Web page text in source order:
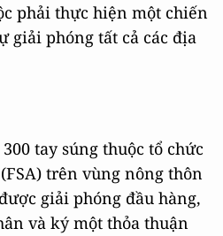
phải thực hiện một chiến
giải phóng tất cả các địa
tay súng thuộc tổ chức
trên vùng nông thôn
giải phóng đầu hàng,
và ký một thỏa thuận